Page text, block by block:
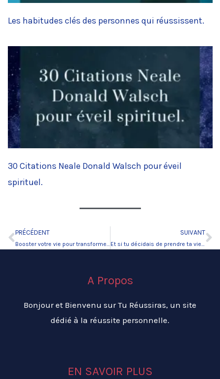
Les habitudes clés des personnes qui réussissent.
30 Citations Neale Donald Walsch pour éveil
spirituel.
Précédent
PRÉCÉDENT
Booster votre vie pour transformer votre vie.
SUIVANT
Et si tu décidais de prendre ta vie en main.
A Propos
Bonjour et Bienvenu sur Tu Réussiras, un site
dédié à la réussite personnelle.
EN SAVOIR PLUS